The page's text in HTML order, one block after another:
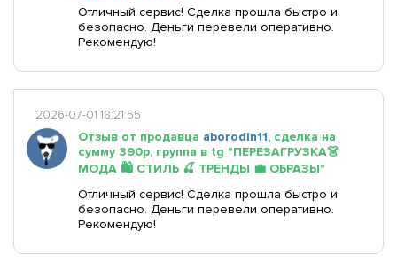
Отличный сервис! Сделка прошла быстро и
безопасно. Деньги перевели оперативно.
Рекомендую!
2026-07-01 18:21:55
Отзыв от продавца aborodin11, сделка на
сумму 390р, группа в tg "ПЕРЕЗАГРУЗКА👗
МОДА 🛍 СТИЛЬ 🍒 ТРЕНДЫ 💼 ОБРАЗЫ"
Отличный сервис! Сделка прошла быстро и
безопасно. Деньги перевели оперативно.
Рекомендую!